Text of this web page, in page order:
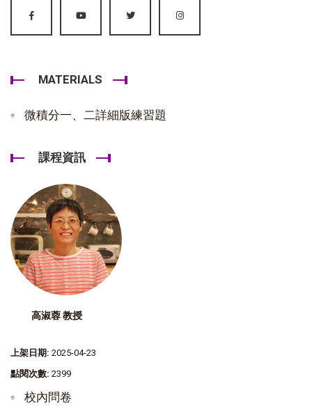
MATERIALS
微積分一、二詳細版練習題
課程資訊
高淑蓉 教授
上架日期: 2025-04-23
點閱次數: 2399
校內問卷